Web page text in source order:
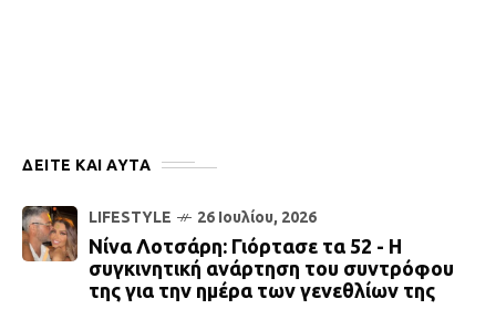
ΔΕΙΤΕ ΚΑΙ ΑΥΤΆ
LIFESTYLE 26 Ιουλίου, 2026
Νίνα Λοτσάρη: Γιόρτασε τα 52 - Η
συγκινητική ανάρτηση του συντρόφου
της για την ημέρα των γενεθλίων της